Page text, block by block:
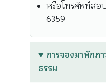
หรือโทรศัพท์สอ
6359
การจองมาพักภ
ธรรม